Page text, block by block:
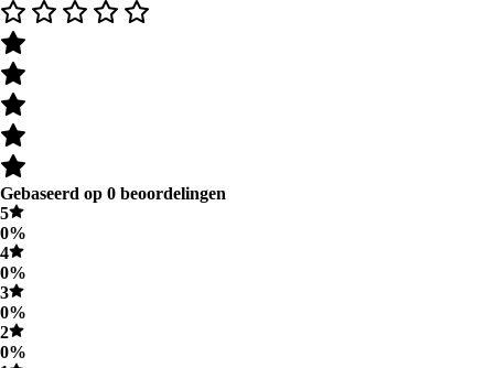
Gebaseerd op 0 beoordelingen
5
0%
4
0%
3
0%
2
0%